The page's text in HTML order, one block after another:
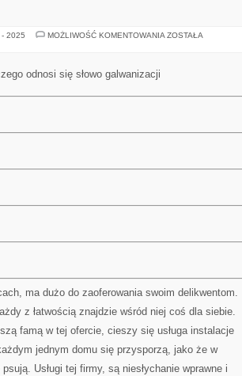
2025 MOŻLIWOŚĆ KOMENTOWANIA BARDZO
CYNKOWANIA
ZOSTAŁA
odnosi się słowo galwanizacji
ma dużo do zaoferowania swoim delikwentom.
z łatwością znajdzie wśród niej coś dla siebie.
famą w tej ofercie, cieszy się usługa instalacje
jednym domu się przysporzą, jako że w
Usługi tej firmy, są niesłychanie wprawne i